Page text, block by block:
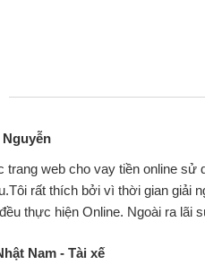
Mình
nhưng thật
không cần
bè biết